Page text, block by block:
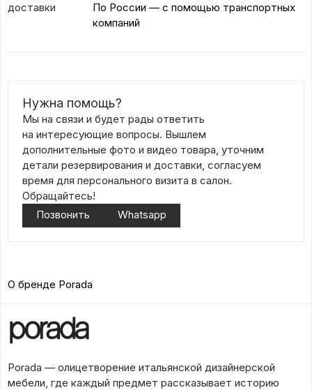
доставки
По России — с помощью транспортных
компаний
Нужна помощь?
Мы на связи и будет рады ответить
на интересующие вопросы. Вышлем
дополнительные фото и видео товара, уточним
детали резервирования и доставки, согласуем
время для персонального визита в салон.
Обращайтесь!
Позвонить
Whatsapp
О бренде Porada
Porada — олицетворение итальянской дизайнерской
мебели, где каждый предмет рассказывает историю